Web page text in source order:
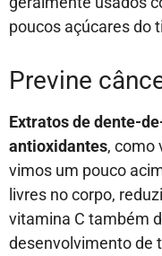
poucos açúcares do
Previne
Extratos de dente-
antioxidantes, como
vimos um pouco
livres no corpo,
vitamina C também
desenvolvimento de